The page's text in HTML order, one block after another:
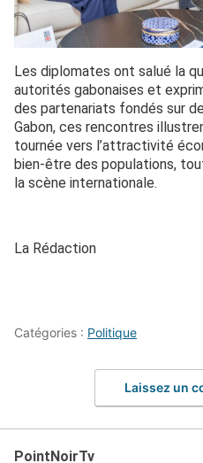
Les diplomates ont salué la
autorités gabonaises et
des partenariats fondés sur
Gabon, ces rencontres
tournée vers l’attractivité
bien-être des populations,
la scène internationale.
La Rédaction
Catégories : Politique
Laissez un
PointNoirTv